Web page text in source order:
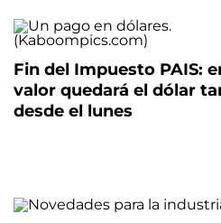
Fin del Impuesto PAIS:
valor quedará el dólar
desde el lunes